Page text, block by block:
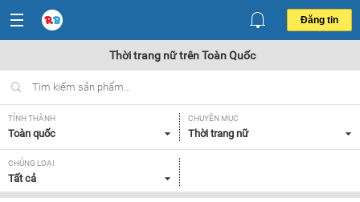
Đăng tin
Thời trang nữ trên Toàn Quốc
TỈNH THÀNH
Toàn quốc
CHUYÊN MỤC
Thời trang nữ
CHỦNG LOẠI
Tất cả